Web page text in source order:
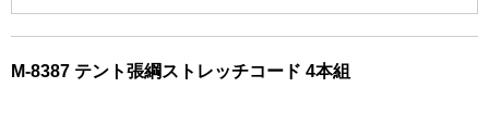
M-8387 テント張綱ストレッチコード 4本組